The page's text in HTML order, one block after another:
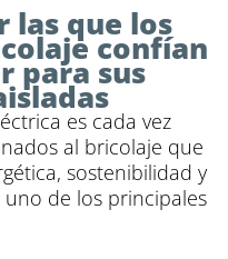
las que los
confían
para sus
es cada vez
al bricolaje que
sostenibilidad y
de los principales